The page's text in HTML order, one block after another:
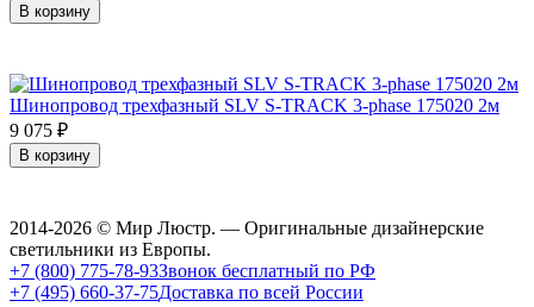
В корзину
Шинопровод трехфазный SLV S-TRACK 3-phase 175020 2м
9 075 ₽
В корзину
2014-2026 © Мир Люстр. — Оригинальные дизайнерские
светильники из Европы.
+7 (800) 775-78-93Звонок бесплатный по РФ
+7 (495) 660-37-75Доставка по всей России